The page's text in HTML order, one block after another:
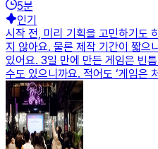
5분
인기
시작 전, 미리 기획을 고민하기도
지 않아요. 물론 제작 기간이 짧으
있어요. 3일 만에 만든 게임은 빈
수도 있으니까요. 적어도 ‘게임은